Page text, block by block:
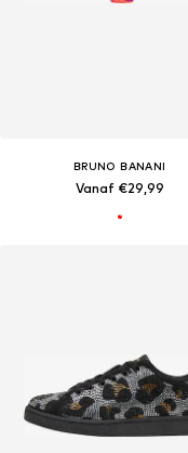
BRUNO BANANI
Vanaf €29,99